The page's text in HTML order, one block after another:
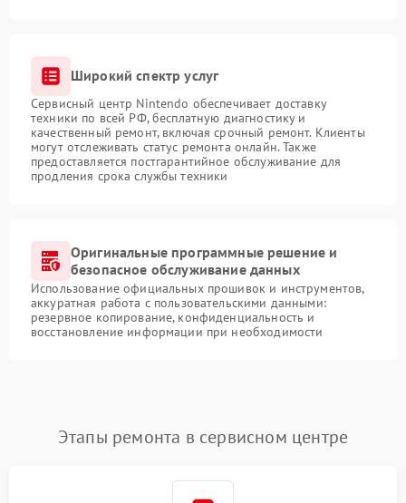
Широкий спектр услуг
Сервисный центр Nintendo обеспечивает доставку
техники по всей РФ, бесплатную диагностику и
качественный ремонт, включая срочный ремонт. Клиенты
могут отслеживать статус ремонта онлайн. Также
предоставляется постгарантийное обслуживание для
продления срока службы техники
Оригинальные программные решение и
безопасное обслуживание данных
Использование официальных прошивок и инструментов,
аккуратная работа с пользовательскими данными:
резервное копирование, конфиденциальность и
восстановление информации при необходимости
Этапы ремонта в сервисном центре